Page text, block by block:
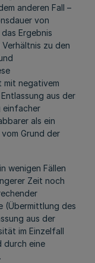
anderen Fall –
von
Ergebnis
zu den
mit negativem
aus der
einfacher
als ein
Grund der
wenigen Fällen
Zeit noch
(Übermittlung des
aus der
im Einzelfall
durch eine